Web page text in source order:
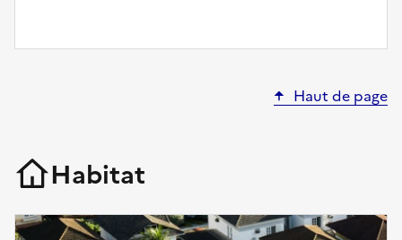
Haut de page
Habitat